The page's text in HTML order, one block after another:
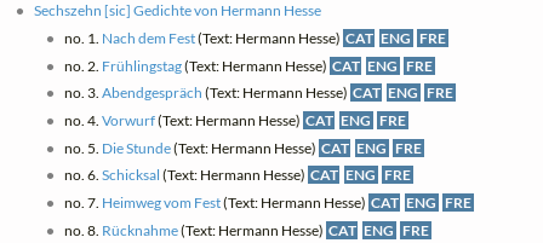
Sechszehn [sic] Gedichte von Hermann Hesse
no. 1. Nach dem Fest(Text: Hermann Hesse) CAT ENG FRE
no. 2. Frühlingstag(Text: Hermann Hesse) CAT ENG FRE
no. 3. Abendgespräch (Text: Hermann Hesse) CAT ENG FRE
no. 4. Vorwurf(Text: Hermann Hesse) CAT ENG FRE
no. 5. Die Stunde(Text: Hermann Hesse) CAT ENG FRE
no. 6. Schicksal (Text: Hermann Hesse) CAT ENG FRE
no. 7. Heimweg vom Fest(Text: Hermann Hesse) CAT ENG FRE
no. 8. Rücknahme(Text: Hermann Hesse) CAT ENG FRE